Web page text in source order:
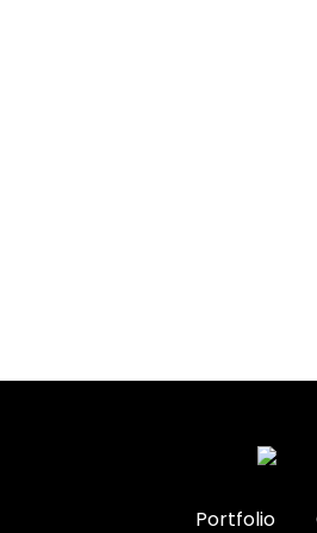
Portfolio